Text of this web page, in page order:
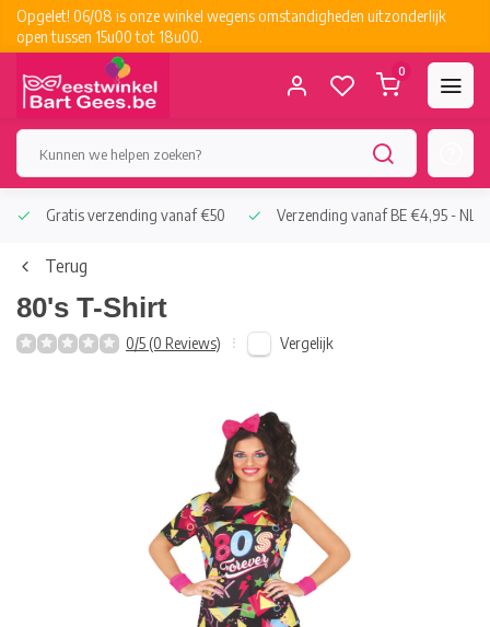
Opgelet! 06/08 is onze winkel wegens omstandigheden uitzonderlijk
open tussen 15u00 tot 18u00.
0
Gratis verzending vanaf €50 Verzending vanaf BE €4,95 - NL
Terug
80's T-Shirt
0/5 (0 Reviews) Vergelijk